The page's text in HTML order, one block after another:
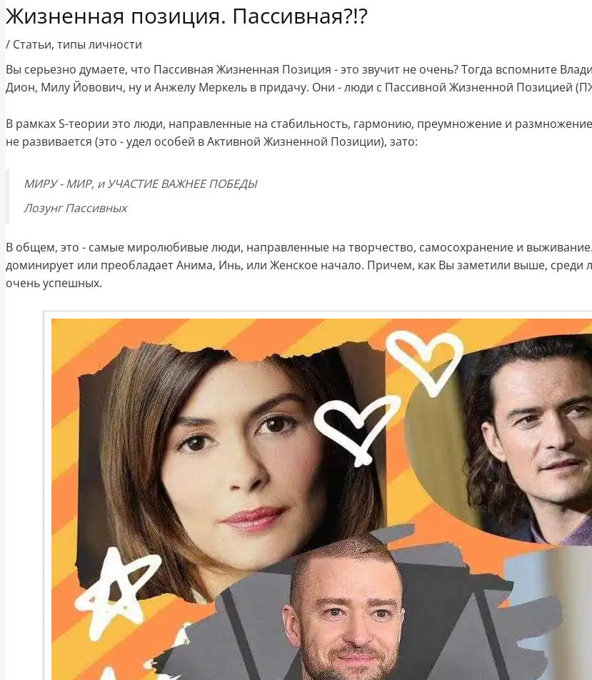
Жизненная позиция. Пассивная?!?
/ Статьи, типы личности
Вы серьезно думаете, что Пассивная Жизненная Позиция - это звучит не очень? Тогда вспомните
Дион, Милу Йовович, ну и Анжелу Меркель в придачу. Они - люди с Пассивной Жизненной Позицией
В рамках S-теории это люди, направленные на стабильность, гармонию, преумножение и
не развивается (это - удел особей в Активной Жизненной Позиции), зато:
МИРУ - МИР, и УЧАСТИЕ ВАЖНЕЕ ПОБЕДЫ
Лозунг Пассивных
В общем, это - самые миролюбивые люди, направленные на творчество, самосохранение и
доминирует или преобладает Анима, Инь, или Женское начало. Причем, как Вы заметили выше,
очень успешных.